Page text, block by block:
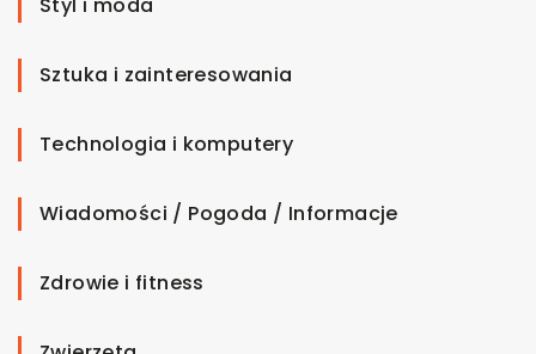
Styl i moda
Sztuka i zainteresowania
Technologia i komputery
Wiadomości / Pogoda / Informacje
Zdrowie i fitness